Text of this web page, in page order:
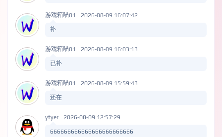
游戏箱喵01 2026-08-09 16:07:42
补
游戏箱喵01 2026-08-09 16:03:13
已补
游戏箱喵01 2026-08-09 15:59:43
还在
ytyer 2026-08-09 12:57:29
666666666666666666666666